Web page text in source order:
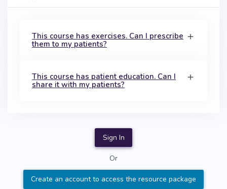
This course has exercises. Can I prescribe
them to my patients?
This course has patient education. Can I
share it with my patients?
Sign In
Or
Create an account to access the resource package